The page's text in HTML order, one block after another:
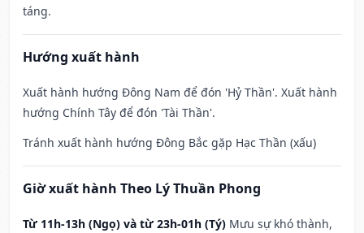
táng.
Hướng xuất hành
Xuất hành hướng Đông Nam để đón 'Hỷ Thần'. Xuất hành
hướng Chính Tây để đón 'Tài Thần'.
Tránh xuất hành hướng Đông Bắc gặp Hạc Thần (xấu)
Giờ xuất hành Theo Lý Thuần Phong
Từ 11h-13h (Ngọ) và từ 23h-01h (Tý) Mưu sự khó thành,